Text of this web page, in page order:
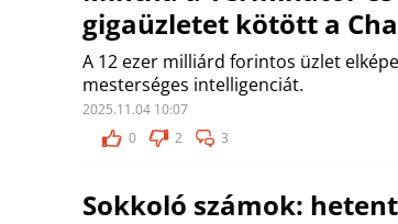
gigaüzletet kötött a
A 12 ezer milliárd forintos üzlet
mesterséges intelligenciát.
2025.11.04 10:07
0
2 3
Sokkoló számok: